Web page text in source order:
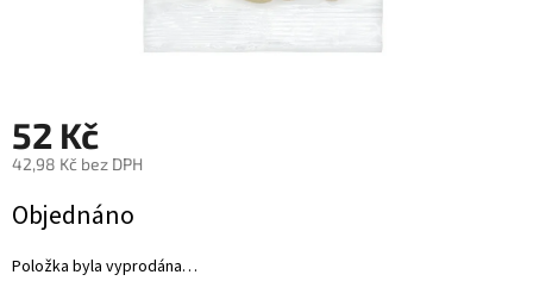
52 Kč
42,98 Kč bez DPH
cena:
Objednáno
Položka byla vyprodána…